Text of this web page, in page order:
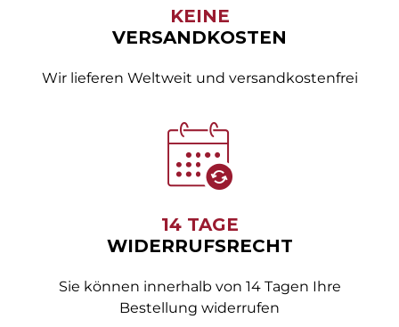
KEINE
VERSANDKOSTEN
Wir lieferen Weltweit und versandkostenfrei
14 TAGE
WIDERRUFSRECHT
Sie können innerhalb von 14 Tagen Ihre
Bestellung widerrufen